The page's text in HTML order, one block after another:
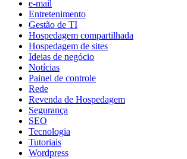
e-mail
Entretenimento
Gestão de TI
Hospedagem compartilhada
Hospedagem de sites
Ideias de negócio
Notícias
Painel de controle
Rede
Revenda de Hospedagem
Segurança
SEO
Tecnologia
Tutoriais
Wordpress